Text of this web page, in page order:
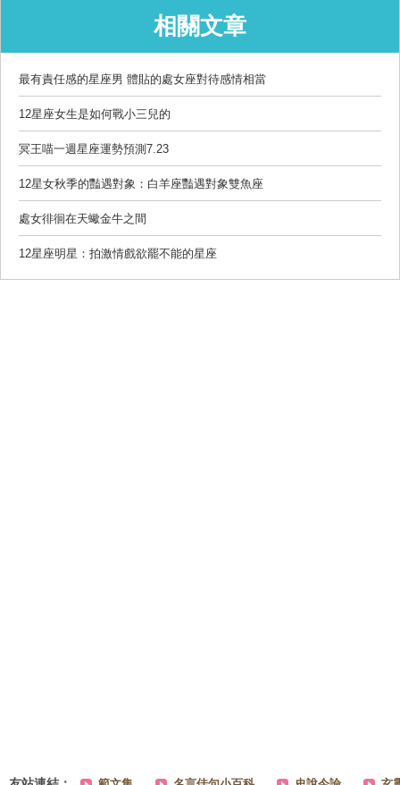
相關文章
最有責任感的星座男 體貼的處女座對待感情相當
12星座女生是如何戰小三兒的
冥王喵一週星座運勢預測7.23
12星女秋季的豔遇對象：白羊座豔遇對象雙魚座
處女徘徊在天蠍金牛之間
12星座明星：拍激情戲欲罷不能的星座